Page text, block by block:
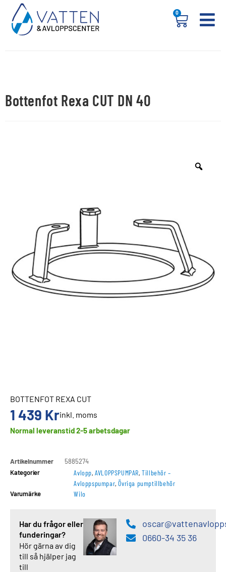
0
Bottenfot Rexa CUT DN 40
BOTTENFOT REXA CUT
1 439 Krinkl. moms
Normal leveranstid 2-5 arbetsdagar
Artikelnummer
5885274
Kategorier
Avlopp,AVLOPPSPUMPAR,Tillbehör –
Avloppspumpar,Övriga pumptillbehör
Varumärke Wilo
Har du frågor eller
funderingar?
Hör gärna av dig
till så hjälper jag
till
0660-34 35 36